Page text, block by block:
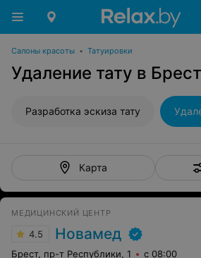
Салоны красоты • Татуировки
Удаление тату в
Разработка эскиза тату
Карта
МЕДИЦИНСКИЙ ЦЕНТР
4.5 Новамед
Брест, пр-т Республики, 1 с 08:00